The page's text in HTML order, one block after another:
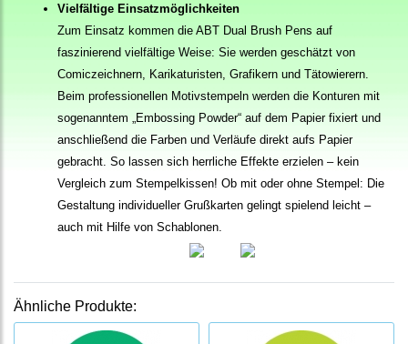
Vielfältige Einsatzmöglichkeiten
Zum Einsatz kommen die ABT Dual Brush Pens auf
faszinierend vielfältige Weise: Sie werden geschätzt von
Comiczeichnern, Karikaturisten, Grafikern und Tätowierern.
Beim professionellen Motivstempeln werden die Konturen mit
sogenanntem „Embossing Powder“ auf dem Papier fixiert und
anschließend die Farben und Verläufe direkt aufs Papier
gebracht. So lassen sich herrliche Effekte erzielen – kein
Vergleich zum Stempelkissen! Ob mit oder ohne Stempel: Die
Gestaltung individueller Grußkarten gelingt spielend leicht –
auch mit Hilfe von Schablonen.
Ähnliche Produkte: